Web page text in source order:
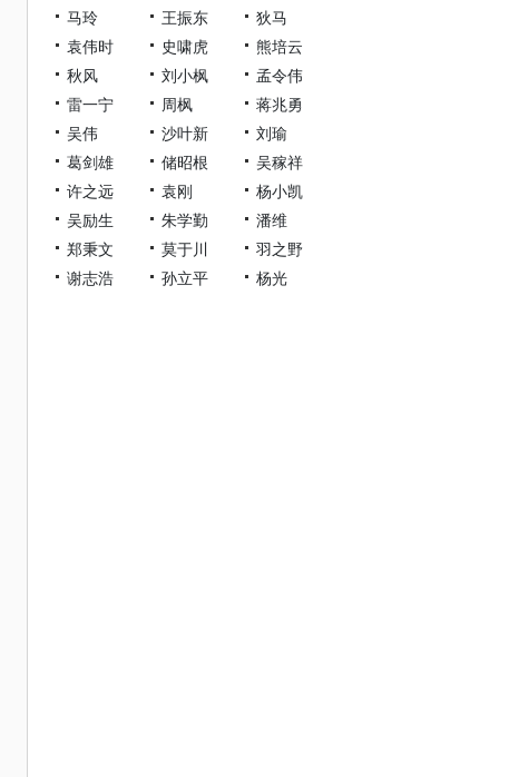
马玲
王振东
狄马
袁伟时
史啸虎
熊培云
秋风
刘小枫
孟令伟
雷一宁
周枫
蒋兆勇
吴伟
沙叶新
刘瑜
葛剑雄
储昭根
吴稼祥
许之远
袁刚
杨小凯
吴励生
朱学勤
潘维
郑秉文
莫于川
羽之野
谢志浩
孙立平 杨光